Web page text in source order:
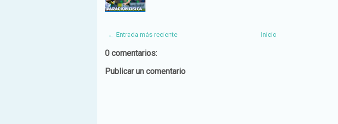
← Entrada más reciente Inicio
0 comentarios:
Publicar un comentario